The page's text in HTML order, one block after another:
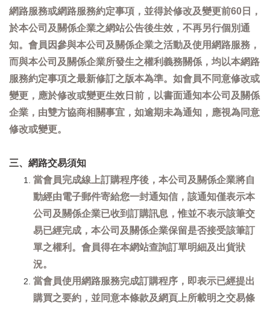
網路服務或網路服務約定事項，並得於修改及變更前60日，
於本公司及關係企業之網站公告後生效，不再另行個別通
知。會員因參與本公司及關係企業之活動及使用網路服務，
而與本公司及關係企業所發生之權利義務關係，均以本網路
服務約定事項之最新修訂之版本為準。如會員不同意修改或
變更，應於修改或變更生效日前，以書面通知本公司及關係
企業，由雙方協商相關事宜，如逾期未為通知，應視為同意
修改或變更。
三、網路交易須知
當會員完成線上訂購程序後，本公司及關係企業將自
動經由電子郵件寄給您一封通知信，該通知僅表示本
公司及關係企業已收到訂購訊息，惟並不表示該筆交
易已經完成，本公司及關係企業保留是否接受該筆訂
單之權利。會員得在本網站查詢訂單明細及出貨狀
況。
當會員使用網路服務完成訂購程序，即表示已經提出
購買之要約，並同意本條款及網頁上所載明之交易條